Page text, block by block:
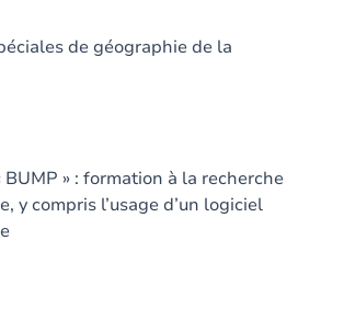
de géographie de la
» : formation à la recherche
y compris l’usage d’un logiciel